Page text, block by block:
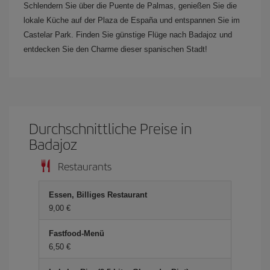
Schlendern Sie über die Puente de Palmas, genießen Sie die
lokale Küche auf der Plaza de España und entspannen Sie im
Castelar Park. Finden Sie günstige Flüge nach Badajoz und
entdecken Sie den Charme dieser spanischen Stadt!
Durchschnittliche Preise in
Badajoz
Restaurants
Essen, Billiges Restaurant
9,00 €
Fastfood-Menü
6,50 €